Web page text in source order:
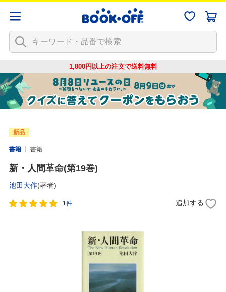
1,800円以上の注文で送料無料
新品
書籍 書籍
新・人間革命(第19巻)
池田大作(著者)
1件 追加する